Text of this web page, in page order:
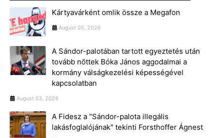
Kártyavárként omlik össze a Megafon
August 05, 2026
A Sándor-palotában tartott egyeztetés után
tovább nőttek Bóka János aggodalmai a
kormány válságkezelési képességével
kapcsolatban
August 03, 2026
A Fidesz a "Sándor-palota illegális
lakásfoglalójának" tekinti Forsthoffer Ágnest